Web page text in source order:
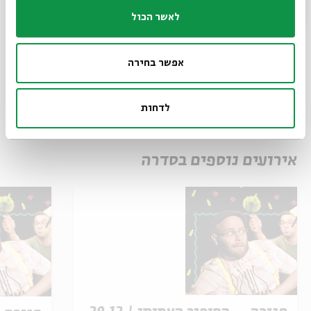
לאשר הכול
אפשר בחירה
לדחות
הוספה ליומן
אירועים נוספים בסדרה